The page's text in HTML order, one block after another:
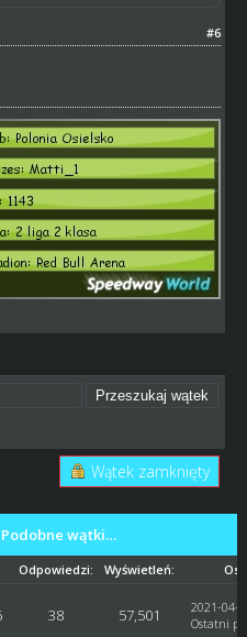
#6
Wątek zamknięty
Podobne wątki…
Odpowiedzi: Wyświetleń:
38 57,501
2021-04-
Ostatni